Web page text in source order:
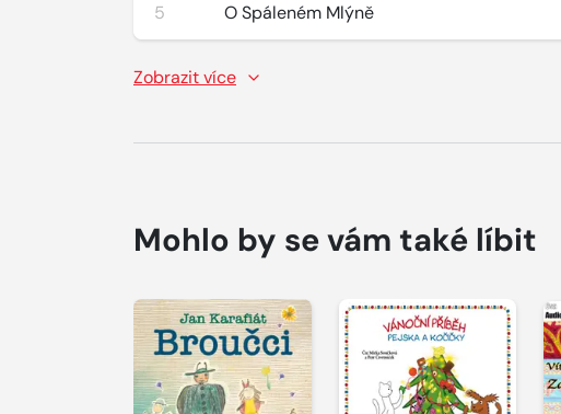
5 O Spáleném Mlýně
Zobrazit více
Mohlo by se vám také líbit
Přehrát
ukázku
Přehrát
ukázku